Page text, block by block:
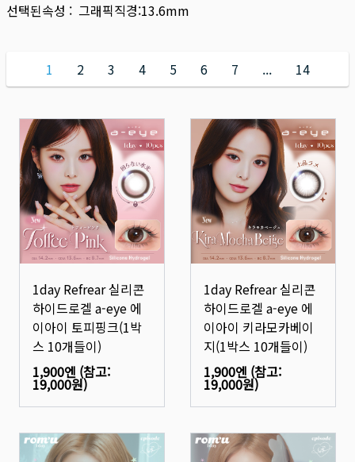
선택된속성 : 그래픽직경:13.6mm
1 2 3 4 5 6 7 ... 14
1day Refrear 실리콘
하이드로겔 a-eye 에
이아이 토피핑크(1박
스 10개들이)
1,900엔 (참고:
19,000원)
1day Refrear 실리콘
하이드로겔 a-eye 에
이아이 키라모카베이
지(1박스 10개들이)
1,900엔 (참고:
19,000원)